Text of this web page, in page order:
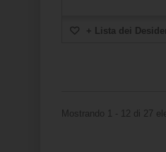
+ Lista dei
Mostrando 1 - 12 di 27